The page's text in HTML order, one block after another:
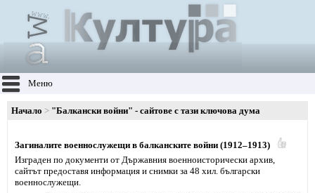
Меню
Начало "Балкански войни" - сайтове с тази ключова дума
Загиналите военнослужещи в балканските войни (1912–1913)
Изграден по документи от Държавния военноисторически архив,
сайтът предоставя информация и снимки за 48 хил. български
военнослужещи.